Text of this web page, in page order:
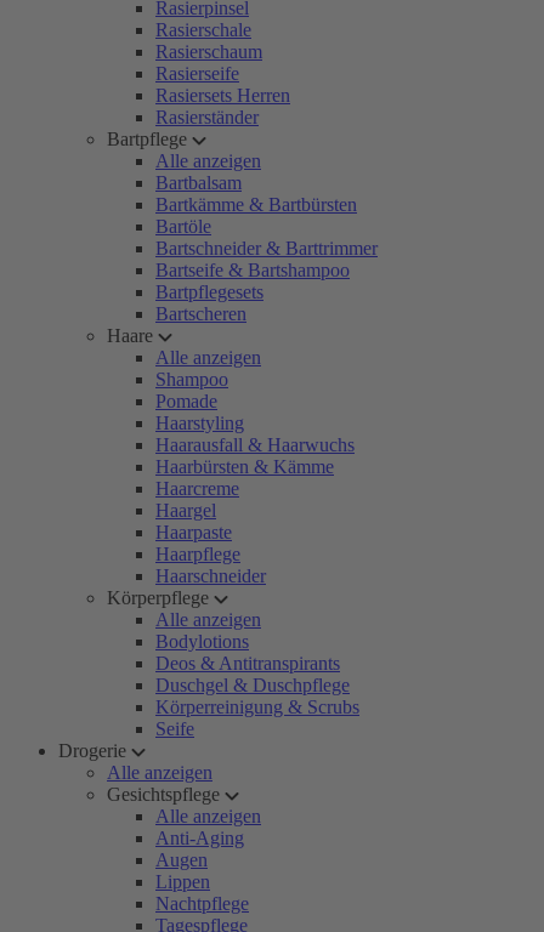
Rasierpinsel
Rasierschale
Rasierschaum
Rasierseife
Rasiersets Herren
Rasierständer
Bartpflege
Alle anzeigen
Bartbalsam
Bartkämme & Bartbürsten
Bartöle
Bartschneider & Barttrimmer
Bartseife & Bartshampoo
Bartpflegesets
Bartscheren
Haare
Alle anzeigen
Shampoo
Pomade
Haarstyling
Haarausfall & Haarwuchs
Haarbürsten & Kämme
Haarcreme
Haargel
Haarpaste
Haarpflege
Haarschneider
Körperpflege
Alle anzeigen
Bodylotions
Deos & Antitranspirants
Duschgel & Duschpflege
Körperreinigung & Scrubs
Seife
Drogerie
Alle anzeigen
Gesichtspflege
Alle anzeigen
Anti-Aging
Augen
Lippen
Nachtpflege
Tagespflege